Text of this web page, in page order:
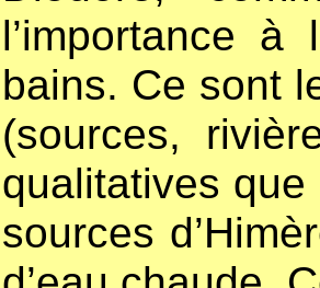
l’importance
bains. Ce sont
(sources,
qualitatives que
sources